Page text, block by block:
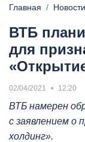
Главная Новости
ВТБ
для
02/04/2021 12:20
ВТБ намерен
с заявлением о
холдинг».